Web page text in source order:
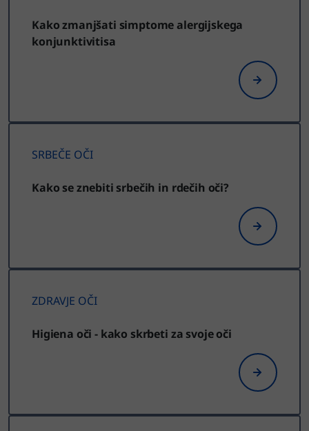
Kako zmanjšati simptome alergijskega
konjunktivitisa
SRBEČE OČI
Kako se znebiti srbečih in rdečih oči?
ZDRAVJE OČI
Higiena oči - kako skrbeti za svoje oči